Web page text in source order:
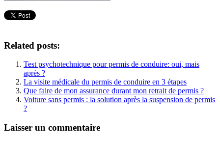
Related posts:
Test psychotechnique pour permis de conduire: oui, mais
après ?
La visite médicale du permis de conduire en 3 étapes
Que faire de mon assurance durant mon retrait de permis ?
Voiture sans permis : la solution après la suspension de permis
?
Laisser un commentaire